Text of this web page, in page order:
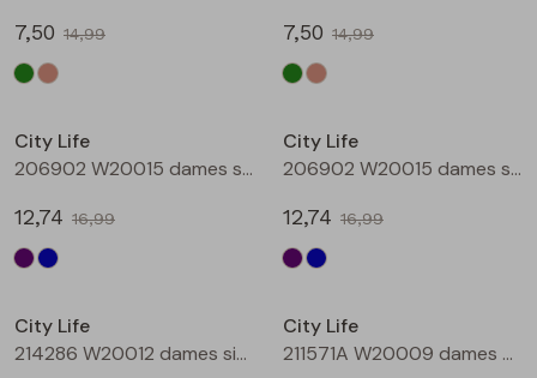
Blazers
Bermuda's
Vesten
7,50 14,99
7,50 14,99
City Life
206902 W20015 dames singlet Aubergine
12,74 16,99
City Life
206902 W20015 dames singlet Petrol
12,74 16,99
City Life
214286 W20012 dames singlet Petrol
City Life
211571A W20009 dames T-shirt km Aubergine